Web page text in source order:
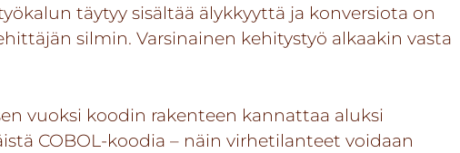
täytyy sisältää älykkyyttä ja konversiota on
silmin. Varsinainen kehitystyö alkaakin vasta
vuoksi koodin rakenteen kannattaa aluksi
COBOL-koodia – näin virhetilanteet voidaan